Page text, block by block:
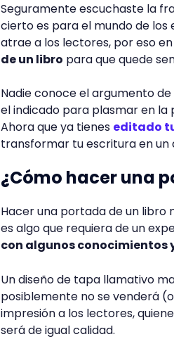
Seguramente escuchaste la
cierto es para el mundo de
atrae a los lectores, por eso
de un libro para que quede
Nadie conoce el argumento
el indicado para plasmar en la
Ahora que ya tienes editado
transformar tu escritura en un
¿Cómo hacer una
Hacer una portada de un libro
es algo que requiera de un
con algunos
Un diseño de tapa llamativo
posiblemente no se venderá
impresión a los lectores,
será de igual calidad.